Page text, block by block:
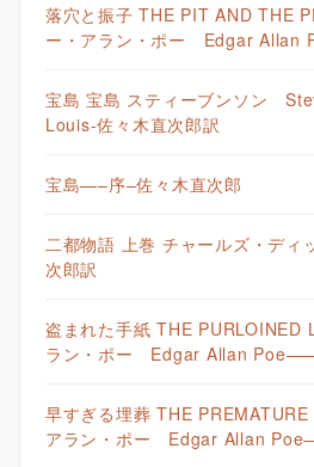
落穴と振子 THE PIT AND THE
ー・アラン・ポー Edgar Allan
宝島 宝島 スティーブンソン
Louis-佐々木直次郎訳
宝島—–序–佐々木直次郎
二都物語 上巻 チャールズ・デ
次郎訳
盗まれた手紙 THE PURLOINED
ラン・ポー Edgar Allan
早すぎる埋葬 THE PREMATURE
アラン・ポー Edgar Allan